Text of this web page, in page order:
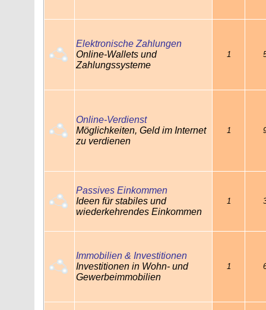
Elektronische Zahlungen
Online-Wallets und
Zahlungssysteme
1
Online-Verdienst
Möglichkeiten, Geld im Internet
zu verdienen
1
Passives Einkommen
Ideen für stabiles und
wiederkehrendes Einkommen
1
Immobilien & Investitionen
Investitionen in Wohn- und
Gewerbeimmobilien
1